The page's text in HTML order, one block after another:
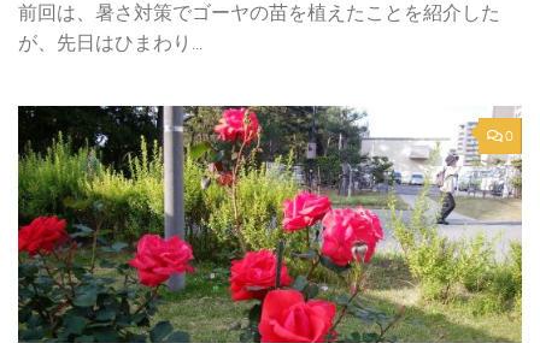
前回は、暑さ対策でゴーヤの苗を植えたことを紹介した
が、先日はひまわり...
0